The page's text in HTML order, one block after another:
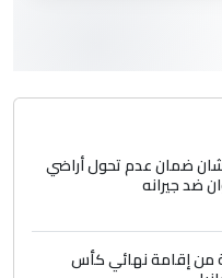
ومن اصول عريقة
صدام حسين سل
ضمان عدم تحول أراضي
ضد جيرانه
من إقامة نهائي كأس